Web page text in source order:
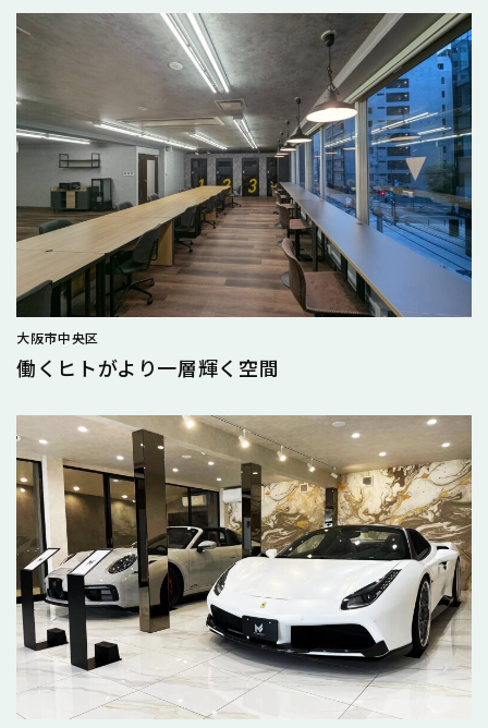
大阪市中央区
働くヒトがより一層輝く空間